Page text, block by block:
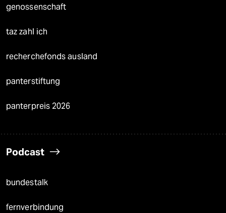
genossenschaft
taz zahl ich
recherchefonds ausland
panterstiftung
panterpreis 2026
Podcast
bundestalk
fernverbindung